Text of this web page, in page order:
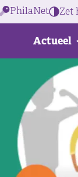
PhilaNet Zet
Actueel